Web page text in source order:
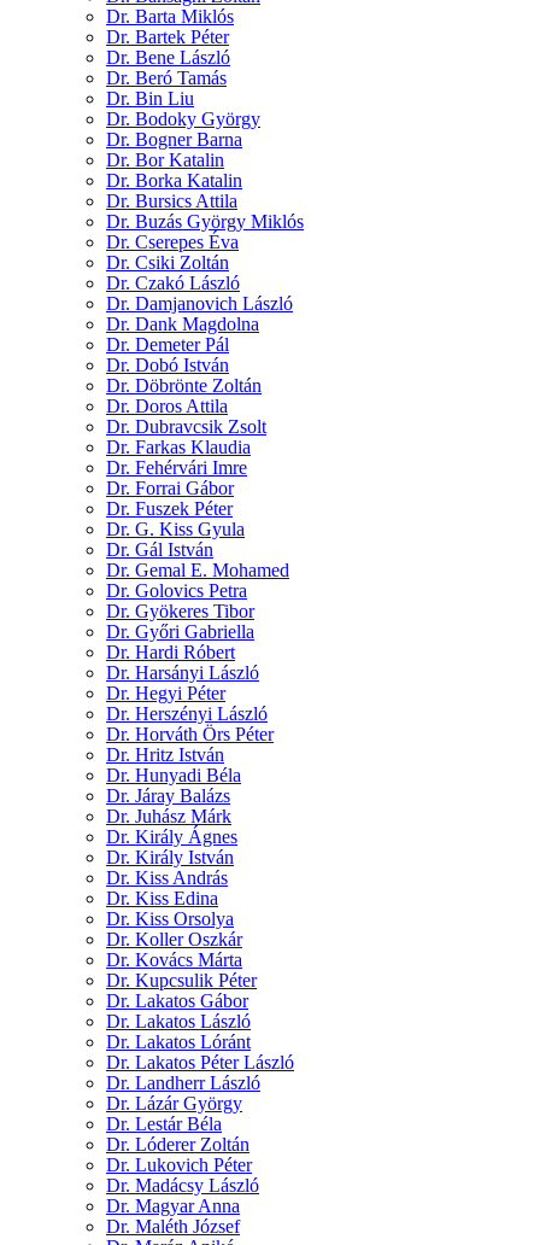
Dr. Barta Miklós
Dr. Bartek Péter
Dr. Bene László
Dr. Beró Tamás
Dr. Bin Liu
Dr. Bodoky György
Dr. Bogner Barna
Dr. Bor Katalin
Dr. Borka Katalin
Dr. Bursics Attila
Dr. Buzás György Miklós
Dr. Cserepes Éva
Dr. Csiki Zoltán
Dr. Czakó László
Dr. Damjanovich László
Dr. Dank Magdolna
Dr. Demeter Pál
Dr. Dobó István
Dr. Döbrönte Zoltán
Dr. Doros Attila
Dr. Dubravcsik Zsolt
Dr. Farkas Klaudia
Dr. Fehérvári Imre
Dr. Forrai Gábor
Dr. Fuszek Péter
Dr. G. Kiss Gyula
Dr. Gál István
Dr. Gemal E. Mohamed
Dr. Golovics Petra
Dr. Gyökeres Tibor
Dr. Győri Gabriella
Dr. Hardi Róbert
Dr. Harsányi László
Dr. Hegyi Péter
Dr. Herszényi László
Dr. Horváth Örs Péter
Dr. Hritz István
Dr. Hunyadi Béla
Dr. Járay Balázs
Dr. Juhász Márk
Dr. Király Ágnes
Dr. Király István
Dr. Kiss András
Dr. Kiss Edina
Dr. Kiss Orsolya
Dr. Koller Oszkár
Dr. Kovács Márta
Dr. Kupcsulik Péter
Dr. Lakatos Gábor
Dr. Lakatos László
Dr. Lakatos Lóránt
Dr. Lakatos Péter László
Dr. Landherr László
Dr. Lázár György
Dr. Lestár Béla
Dr. Lóderer Zoltán
Dr. Lukovich Péter
Dr. Madácsy László
Dr. Magyar Anna
Dr. Maléth József